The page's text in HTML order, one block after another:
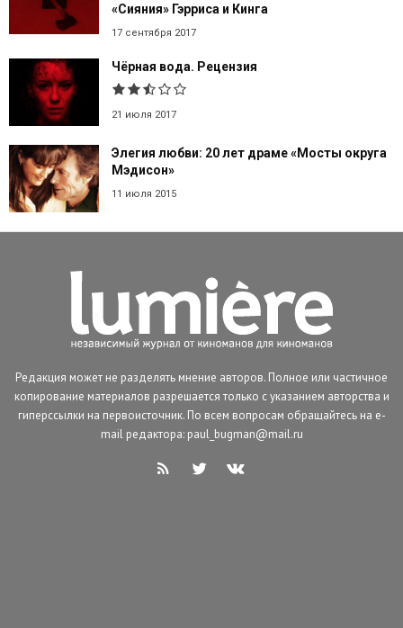
«Сияния» Гэрриса и Кинга
17 сентября 2017
Чёрная вода. Рецензия
21 июля 2017
Элегия любви: 20 лет драме «Мосты округа
Мэдисон»
11 июля 2015
Редакция может не разделять мнение авторов. Полное или частичное
копирование материалов разрешается только с указанием авторства и
гиперссылки на первоисточник. По всем вопросам обращайтесь на e-
mail редактора: paul_bugman@mail.ru